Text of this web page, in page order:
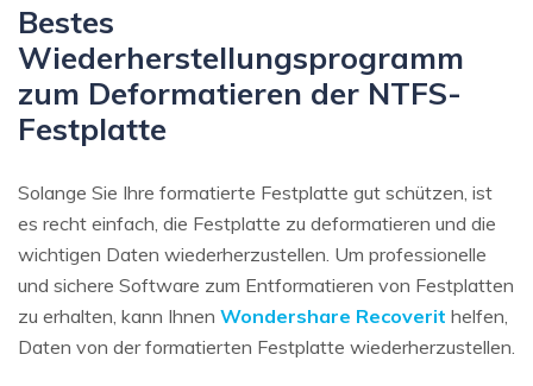
Bestes
Wiederherstellungsprogramm
zum Deformatieren der NTFS-
Festplatte
Solange Sie Ihre formatierte Festplatte gut schützen, ist
es recht einfach, die Festplatte zu deformatieren und die
wichtigen Daten wiederherzustellen. Um professionelle
und sichere Software zum Entformatieren von Festplatten
zu erhalten, kann Ihnen Wondershare Recoverit helfen,
Daten von der formatierten Festplatte wiederherzustellen.